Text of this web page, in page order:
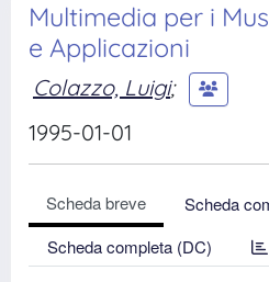
Multimedia per i
e Applicazioni
Colazzo, Luigi;
1995-01-01
Scheda breve
Scheda
Scheda completa (DC)